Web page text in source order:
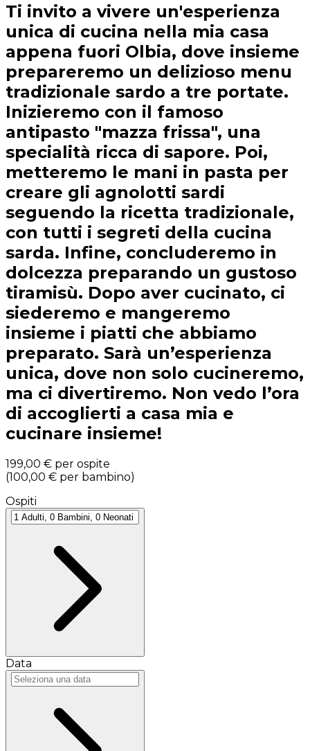
Ti invito a vivere un'esperienza
unica di cucina nella mia casa
appena fuori Olbia, dove insieme
prepareremo un delizioso menu
tradizionale sardo a tre portate.
Inizieremo con il famoso
antipasto "mazza frissa", una
specialità ricca di sapore. Poi,
metteremo le mani in pasta per
creare gli agnolotti sardi
seguendo la ricetta tradizionale,
con tutti i segreti della cucina
sarda. Infine, concluderemo in
dolcezza preparando un gustoso
tiramisù. Dopo aver cucinato, ci
siederemo e mangeremo
insieme i piatti che abbiamo
preparato. Sarà un’esperienza
unica, dove non solo cucineremo,
ma ci divertiremo. Non vedo l’ora
di accoglierti a casa mia e
cucinare insieme!
199,00 € per ospite
(100,00 € per bambino)
Ospiti
Data